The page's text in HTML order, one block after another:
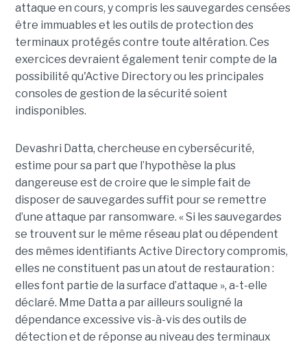
attaque en cours, y compris les sauvegardes censées
être immuables et les outils de protection des
terminaux protégés contre toute altération. Ces
exercices devraient également tenir compte de la
possibilité qu'Active Directory ou les principales
consoles de gestion de la sécurité soient
indisponibles.
Devashri Datta, chercheuse en cybersécurité,
estime pour sa part que l’hypothèse la plus
dangereuse est de croire que le simple fait de
disposer de sauvegardes suffit pour se remettre
d’une attaque par ransomware. « Si les sauvegardes
se trouvent sur le même réseau plat ou dépendent
des mêmes identifiants Active Directory compromis,
elles ne constituent pas un atout de restauration :
elles font partie de la surface d’attaque », a-t-elle
déclaré. Mme Datta a par ailleurs souligné la
dépendance excessive vis-à-vis des outils de
détection et de réponse au niveau des terminaux